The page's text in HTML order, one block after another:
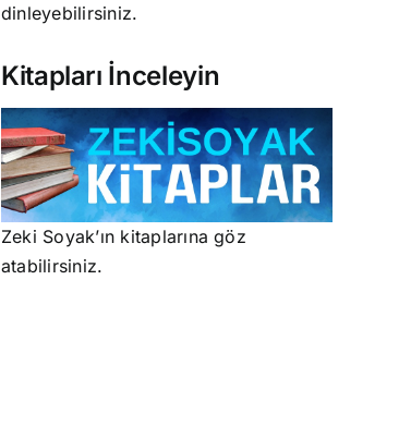
dinleyebilirsiniz.
Kitapları İnceleyin
Zeki Soyak’ın kitaplarına göz
atabilirsiniz.